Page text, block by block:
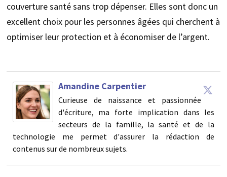
couverture santé sans trop dépenser. Elles sont donc un
excellent choix pour les personnes âgées qui cherchent à
optimiser leur protection et à économiser de l’argent.
Amandine Carpentier
Curieuse de naissance et passionnée
d'écriture, ma forte implication dans les
secteurs de la famille, la santé et de la
technologie me permet d'assurer la rédaction de
contenus sur de nombreux sujets.